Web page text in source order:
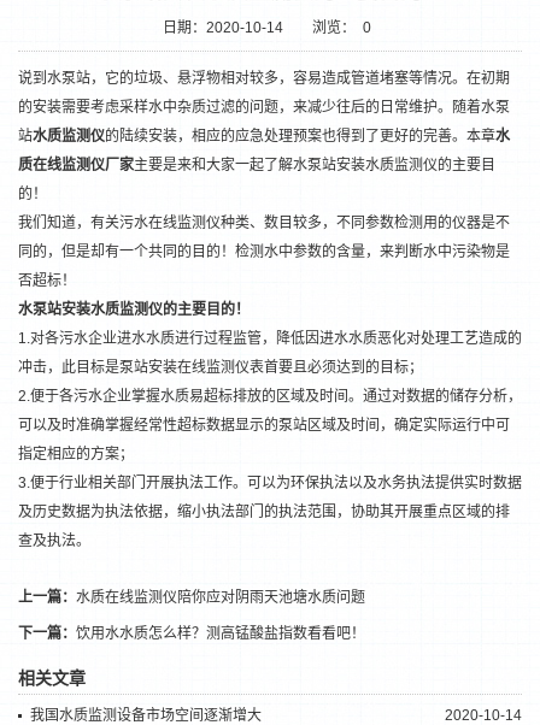
日期：2020-10-14 浏览： 0
说到水泵站，它的垃圾、悬浮物相对较多，容易造成管道堵塞等情况。在初期
的安装需要考虑采样水中杂质过滤的问题，来减少往后的日常维护。随着水泵
站水质监测仪的陆续安装，相应的应急处理预案也得到了更好的完善。本章水
质在线监测仪厂家主要是来和大家一起了解水泵站安装水质监测仪的主要目
的！
我们知道，有关污水在线监测仪种类、数目较多，不同参数检测用的仪器是不
同的，但是却有一个共同的目的！检测水中参数的含量，来判断水中污染物是
否超标！
水泵站安装水质监测仪的主要目的！
1.对各污水企业进水水质进行过程监管，降低因进水水质恶化对处理工艺造成的
冲击，此目标是泵站安装在线监测仪表首要且必须达到的目标；
2.便于各污水企业掌握水质易超标排放的区域及时间。通过对数据的储存分析，
可以及时准确掌握经常性超标数据显示的泵站区域及时间，确定实际运行中可
指定相应的方案；
3.便于行业相关部门开展执法工作。可以为环保执法以及水务执法提供实时数据
及历史数据为执法依据，缩小执法部门的执法范围，协助其开展重点区域的排
查及执法。
上一篇： 水质在线监测仪陪你应对阴雨天池塘水质问题
下一篇： 饮用水水质怎么样？测高锰酸盐指数看看吧！
相关文章
2020-10-14
我国水质监测设备市场空间逐渐增大